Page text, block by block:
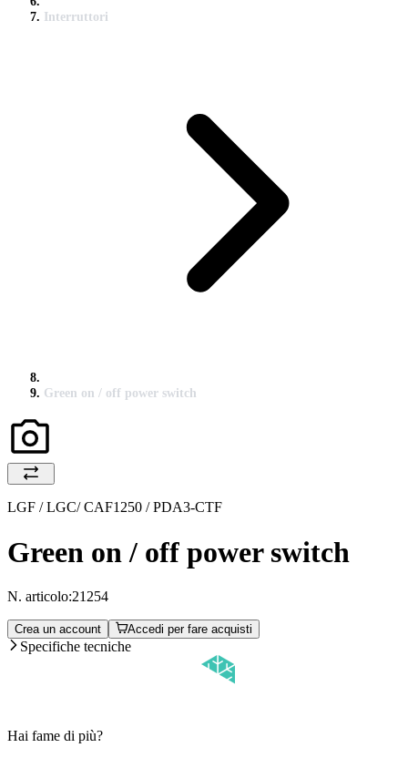
Interruttori
Green on / off power switch
LGF / LGC/ CAF1250 / PDA3-CTF
Green on / off power switch
N. articolo:21254
Crea un account Accedi per fare acquisti
Specifiche tecniche
Hai fame di più?